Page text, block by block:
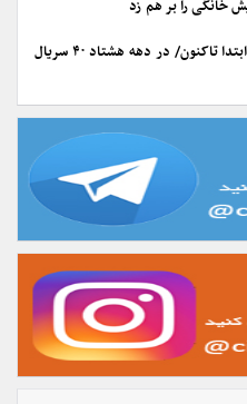
خانگی را بر هم زد
تاریخچه سریال‌های ماه رمضان از ابتدا تاکنون/ در دهه هشتاد ۴۰ سریال